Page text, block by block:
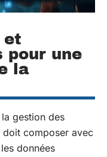
et
pour une
la
gestion des
doit composer avec
données